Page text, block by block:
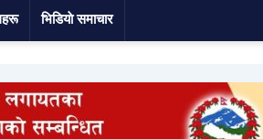
भिडियाे समाचार